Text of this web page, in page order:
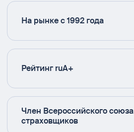
На рынке с 1992 года
Рейтинг ruA+
Член Всероссийского союза
страховщиков